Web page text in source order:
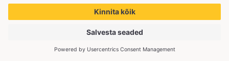
Turu hinnaliidrid
Kortermajade kütte elektrifitseerimine